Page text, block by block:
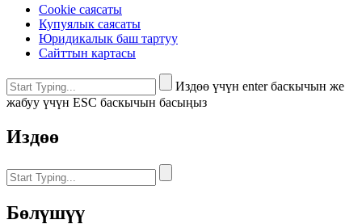
Cookie саясаты
Купуялык саясаты
Юридикалык баш тартуу
Сайттын картасы
Издөө үчүн enter баскычын же
жабуу үчүн ESC баскычын басыңыз
Издөө
Бөлүшүү